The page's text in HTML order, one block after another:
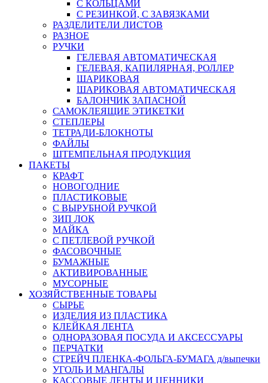
С КОЛЬЦАМИ
С РЕЗИНКОЙ, С ЗАВЯЗКАМИ
РАЗДЕЛИТЕЛИ ЛИСТОВ
РАЗНОЕ
РУЧКИ
ГЕЛЕВАЯ АВТОМАТИЧЕСКАЯ
ГЕЛЕВАЯ, КАПИЛЯРНАЯ, РОЛЛЕР
ШАРИКОВАЯ
ШАРИКОВАЯ АВТОМАТИЧЕСКАЯ
БАЛОНЧИК ЗАПАСНОЙ
САМОКЛЕЯЩИЕ ЭТИКЕТКИ
СТЕПЛЕРЫ
ТЕТРАДИ-БЛОКНОТЫ
ФАЙЛЫ
ШТЕМПЕЛЬНАЯ ПРОДУКЦИЯ
ПАКЕТЫ
КРАФТ
НОВОГОДНИЕ
ПЛАСТИКОВЫЕ
С ВЫРУБНОЙ РУЧКОЙ
ЗИП ЛОК
МАЙКА
С ПЕТЛЕВОЙ РУЧКОЙ
ФАСОВОЧНЫЕ
БУМАЖНЫЕ
АКТИВИРОВАННЫЕ
МУСОРНЫЕ
ХОЗЯЙСТВЕННЫЕ ТОВАРЫ
СЫРЬЕ
ИЗДЕЛИЯ ИЗ ПЛАСТИКА
КЛЕЙКАЯ ЛЕНТА
ОДНОРАЗОВАЯ ПОСУДА И АКСЕССУАРЫ
ПЕРЧАТКИ
СТРЕЙЧ ПЛЕНКА-ФОЛЬГА-БУМАГА д/выпечки
УГОЛЬ И МАНГАЛЫ
КАССОВЫЕ ЛЕНТЫ И ЦЕННИКИ